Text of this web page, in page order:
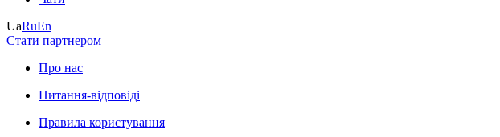
UaRuEn
Стати партнером
Про нас
Питання-відповіді
Правила користування